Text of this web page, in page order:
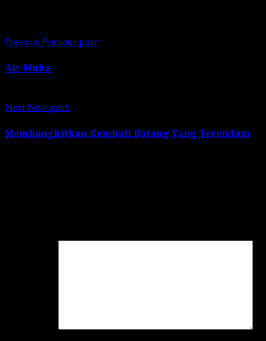
Previous Previous post:
Air Muka
Next Next post:
Membangkitkan Kembali Batang Yang Terendam